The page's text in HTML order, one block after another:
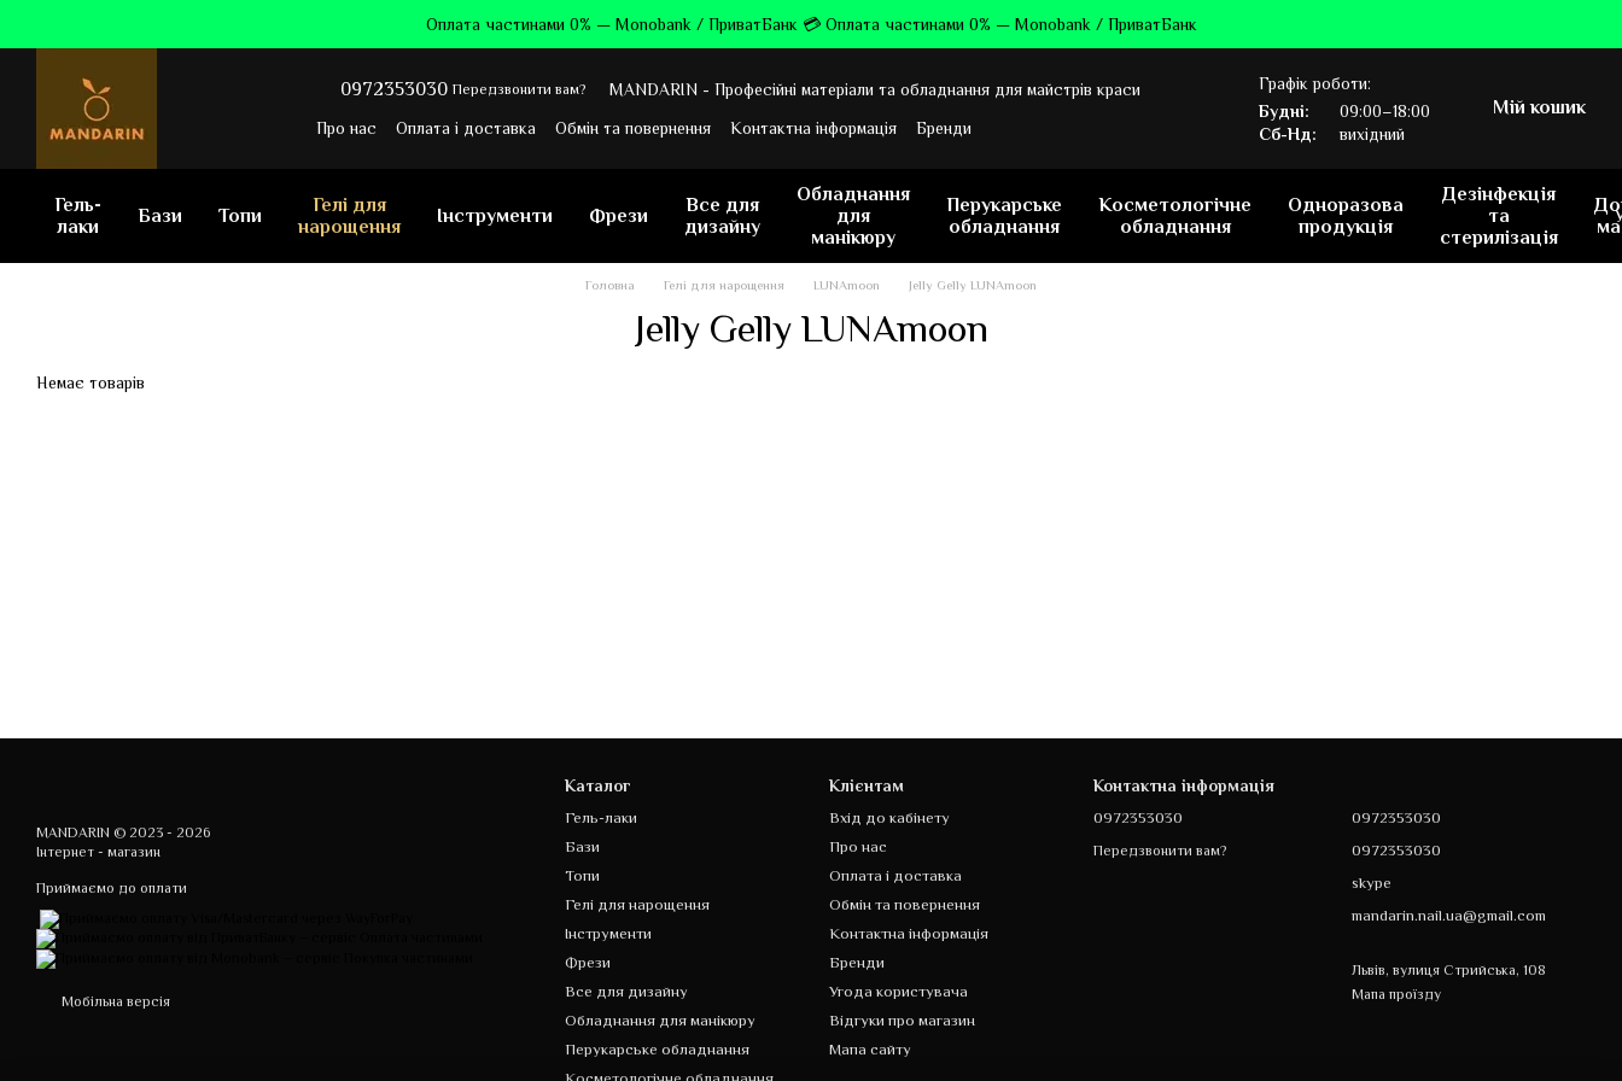
Оплата частинами 0% — Monobank / ПриватБанк 💳 Оплата частинами 0% — Monobank / ПриватБанк
0972353030 Передзвонити вам?
MANDARIN - Професійні матеріали та обладнання для майстрів краси
Про нас
Оплата і доставка Обмін та повернення Контактна інформація
Бренди
Графік роботи:
Будні:
09:00–18:00
Сб-Нд:
вихідний
Мій кошик
Гель-
лаки
Бази Топи
Гелі для
нарощення
Інструменти Фрези
Все для
дизайну
Обладнання
для
манікюру
Перукарське
обладнання
Косметологічне
обладнання
Одноразова
продукція
Дезінфекція
та
стерилізація
Головна Гелі для нарощення LUNAmoon Jelly Gelly LUNAmoon
Jelly Gelly LUNAmoon
Немає товарів
MANDARIN © 2023 - 2026
Інтернет - магазин
Приймаємо до оплати
Мобільна версія
Каталог
Гель-лаки
Бази
Топи
Гелі для нарощення
Інструменти
Фрези
Все для дизайну
Обладнання для манікюру
Перукарське обладнання
Клієнтам
Вхід до кабінету
Про нас
Оплата і доставка
Обмін та повернення
Контактна інформація
Бренди
Угода користувача
Відгуки про магазин
Мапа сайту
Контактна інформація
0972353030
Передзвонити вам?
0972353030
0972353030
skype
mandarin.nail.ua@gmail.com
Львів, вулиця Стрийська, 108
Мапа проїзду